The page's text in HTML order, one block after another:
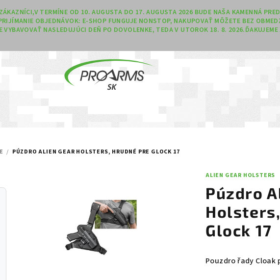
TERMÍNE OD 10. AUGUSTA DO 17. AUGUSTA 2026 BUDE NAŠA KAMENNÁ
OBJEDNÁVOK: E-SHOP FUNGUJE NONSTOP, NAKUPOVAŤ MÔŽETE BEZ
VYBAVOVAŤ NASLEDUJÚCI DEŇ PO DOVOLENKE, TEDA V UTOROK 18. 8.
/ PÚZDRO ALIEN GEAR HOLSTERS, HRUDNÉ PRE GLOCK 17
ALIEN GEAR HOLSTERS
Púzdro
Glock 17
Pouzdro řady Cloak